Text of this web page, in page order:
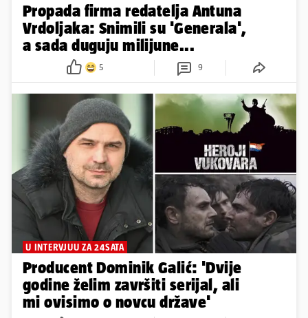
Propada firma redatelja Antuna
Vrdoljaka: Snimili su 'Generala',
a sada duguju milijune...
5 9
U INTERVJUU ZA 24SATA
Producent Dominik Galić: 'Dvije
godine želim završiti serijal, ali
mi ovisimo o novcu države'